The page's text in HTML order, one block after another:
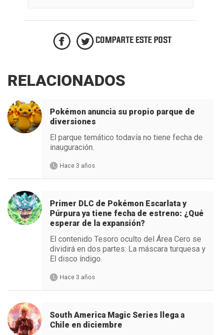
COMPARTE ESTE POST
RELACIONADOS
Pokémon anuncia su propio parque de
diversiones
El parque temático todavía no tiene fecha de
inauguración.
Hace 3 años
Primer DLC de Pokémon Escarlata y
Púrpura ya tiene fecha de estreno: ¿Qué
esperar de la expansión?
El contenido Tesoro oculto del Área Cero se
dividirá en dos partes: La máscara turquesa y
El disco índigo.
Hace 3 años
South America Magic Series llega a
Chile en diciembre